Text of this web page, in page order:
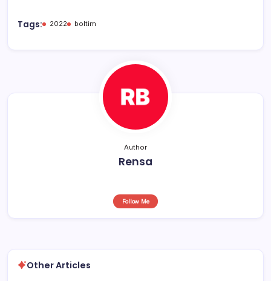
b A
Tags: 2022 boltim
Author
Rensa
Follow Me
Other Articles